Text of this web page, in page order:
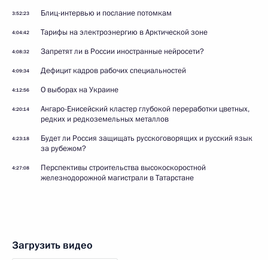
3:52:23 Блиц-интервью и послание потомкам
4:04:42 Тарифы на электроэнергию в Арктической зоне
4:08:32 Запретят ли в России иностранные нейросети?
4:09:34 Дефицит кадров рабочих специальностей
4:12:56 О выборах на Украине
4:20:14
Ангаро-Енисейский кластер глубокой переработки цветных,
редких и редкоземельных металлов
4:23:18
Будет ли Россия защищать русскоговорящих и русский язык
за рубежом?
4:27:08
Перспективы строительства высокоскоростной
железнодорожной магистрали в Татарстане
Загрузить видео